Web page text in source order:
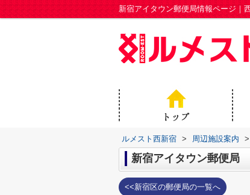
新宿アイタウン郵便局情報ページ｜
ルメスト西新宿 > 周辺施設案内 >
新宿アイタウン郵便局
<<新宿区の郵便局の一覧へ